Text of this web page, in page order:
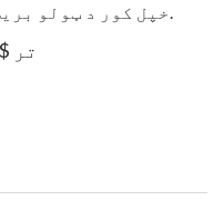
خپل کور د ټولو بریښنایی وسایلو لپاره وصل کړئ.
تر $2,000پورې تخفیف او